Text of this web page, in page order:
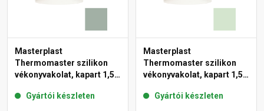
Masterplast
Thermomaster szilikon
vékonyvakolat, kapart 1,5
Gyártói készleten
Masterplast
Thermomaster szilikon
vékonyvakolat, kapart 1,5
Gyártói készleten